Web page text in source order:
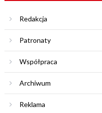
Redakcja
Patronaty
Współpraca
Archiwum
Reklama